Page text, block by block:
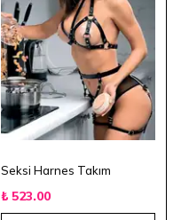
Seksi Harnes Takım
₺ 523.00